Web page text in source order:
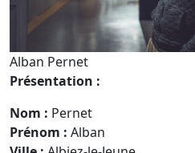
Alban Pernet
Présentation :
Nom : Pernet
Prénom : Alban